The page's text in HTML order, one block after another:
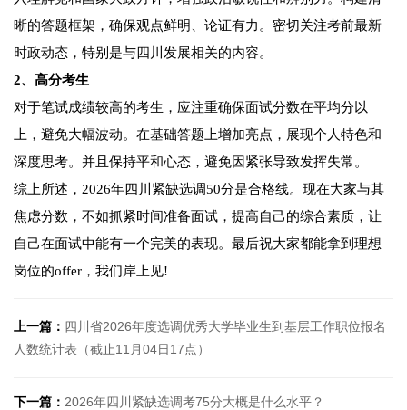
晰的答题框架，确保观点鲜明、论证有力。密切关注考前最新
时政动态，特别是与四川发展相关的内容。
2、高分考生
对于笔试成绩较高的考生，应注重确保面试分数在平均分以
上，避免大幅波动。在基础答题上增加亮点，展现个人特色和
深度思考。并且保持平和心态，避免因紧张导致发挥失常。
综上所述，2026年四川紧缺选调50分是合格线。现在大家与其
焦虑分数，不如抓紧时间准备面试，提高自己的综合素质，让
自己在面试中能有一个完美的表现。最后祝大家都能拿到理想
岗位的offer，我们岸上见!
上一篇： 四川省2026年度选调优秀大学毕业生到基层工作职位报名
人数统计表（截止11月04日17点）
下一篇： 2026年四川紧缺选调考75分大概是什么水平？